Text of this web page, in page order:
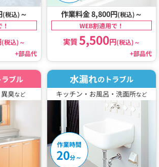
(税込) ～
(税込)～
+部品代
作業料金 8,800円(税込) ～
WEB割適用で！
実質5,500円(税込)～
+部品代
ブル
臭など
水漏れのトラブル
キッチン・お風呂・洗面所など
作業時間
20分～